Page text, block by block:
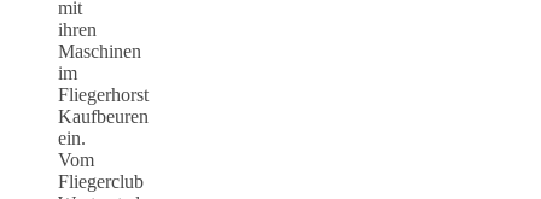
mit
ihren
Maschinen
im
Fliegerhorst
Kaufbeuren
ein.
Vom
Fliegerclub